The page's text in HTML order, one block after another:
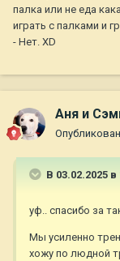
палка или не еда
играть с палками и
- Нет. XD
Аня и
В 03.02.2025 в
уф.. спасибо за
Мы усиленно
хожу по людной